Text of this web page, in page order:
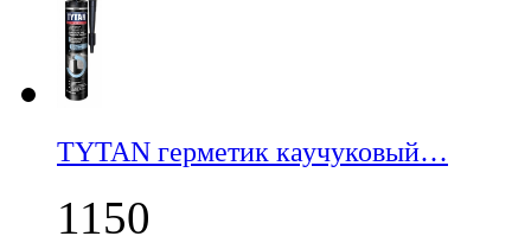
TYTAN герметик каучуковый…
1150